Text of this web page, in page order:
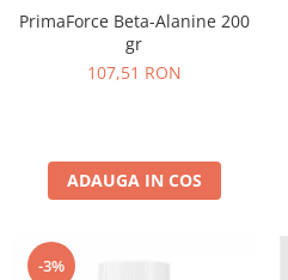
PrimaForce Beta-Alanine 200
gr
107,51 RON
ADAUGA IN COS
-3%